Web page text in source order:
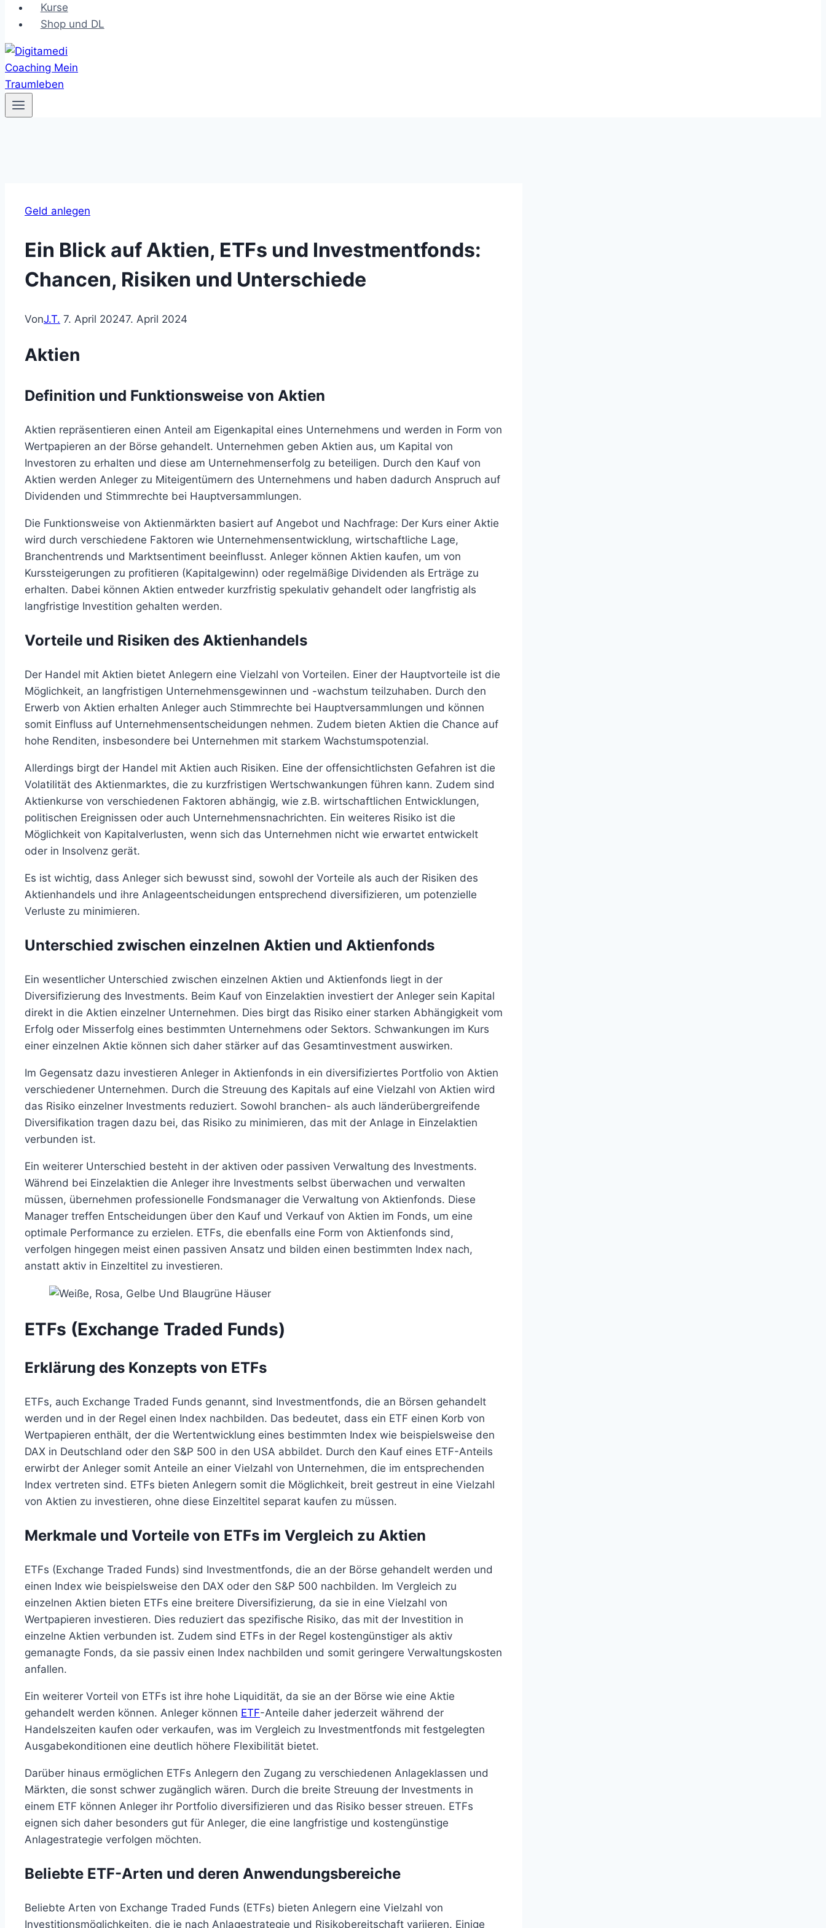
Kurse
Shop und DL
Geld anlegen
Ein Blick auf Aktien, ETFs und Investmentfonds:
Chancen, Risiken und Unterschiede
VonJ.T. 7. April 20247. April 2024
Aktien
Definition und Funktionsweise von Aktien
Aktien repräsentieren einen Anteil am Eigenkapital eines Unternehmens und werden in Form von
Wertpapieren an der Börse gehandelt. Unternehmen geben Aktien aus, um Kapital von
Investoren zu erhalten und diese am Unternehmenserfolg zu beteiligen. Durch den Kauf von
Aktien werden Anleger zu Miteigentümern des Unternehmens und haben dadurch Anspruch auf
Dividenden und Stimmrechte bei Hauptversammlungen.
Die Funktionsweise von Aktienmärkten basiert auf Angebot und Nachfrage: Der Kurs einer Aktie
wird durch verschiedene Faktoren wie Unternehmensentwicklung, wirtschaftliche Lage,
Branchentrends und Marktsentiment beeinflusst. Anleger können Aktien kaufen, um von
Kurssteigerungen zu profitieren (Kapitalgewinn) oder regelmäßige Dividenden als Erträge zu
erhalten. Dabei können Aktien entweder kurzfristig spekulativ gehandelt oder langfristig als
langfristige Investition gehalten werden.
Vorteile und Risiken des Aktienhandels
Der Handel mit Aktien bietet Anlegern eine Vielzahl von Vorteilen. Einer der Hauptvorteile ist die
Möglichkeit, an langfristigen Unternehmensgewinnen und -wachstum teilzuhaben. Durch den
Erwerb von Aktien erhalten Anleger auch Stimmrechte bei Hauptversammlungen und können
somit Einfluss auf Unternehmensentscheidungen nehmen. Zudem bieten Aktien die Chance auf
hohe Renditen, insbesondere bei Unternehmen mit starkem Wachstumspotenzial.
Allerdings birgt der Handel mit Aktien auch Risiken. Eine der offensichtlichsten Gefahren ist die
Volatilität des Aktienmarktes, die zu kurzfristigen Wertschwankungen führen kann. Zudem sind
Aktienkurse von verschiedenen Faktoren abhängig, wie z.B. wirtschaftlichen Entwicklungen,
politischen Ereignissen oder auch Unternehmensnachrichten. Ein weiteres Risiko ist die
Möglichkeit von Kapitalverlusten, wenn sich das Unternehmen nicht wie erwartet entwickelt
oder in Insolvenz gerät.
Es ist wichtig, dass Anleger sich bewusst sind, sowohl der Vorteile als auch der Risiken des
Aktienhandels und ihre Anlageentscheidungen entsprechend diversifizieren, um potenzielle
Verluste zu minimieren.
Unterschied zwischen einzelnen Aktien und Aktienfonds
Ein wesentlicher Unterschied zwischen einzelnen Aktien und Aktienfonds liegt in der
Diversifizierung des Investments. Beim Kauf von Einzelaktien investiert der Anleger sein Kapital
direkt in die Aktien einzelner Unternehmen. Dies birgt das Risiko einer starken Abhängigkeit vom
Erfolg oder Misserfolg eines bestimmten Unternehmens oder Sektors. Schwankungen im Kurs
einer einzelnen Aktie können sich daher stärker auf das Gesamtinvestment auswirken.
Im Gegensatz dazu investieren Anleger in Aktienfonds in ein diversifiziertes Portfolio von Aktien
verschiedener Unternehmen. Durch die Streuung des Kapitals auf eine Vielzahl von Aktien wird
das Risiko einzelner Investments reduziert. Sowohl branchen- als auch länderübergreifende
Diversifikation tragen dazu bei, das Risiko zu minimieren, das mit der Anlage in Einzelaktien
verbunden ist.
Ein weiterer Unterschied besteht in der aktiven oder passiven Verwaltung des Investments.
Während bei Einzelaktien die Anleger ihre Investments selbst überwachen und verwalten
müssen, übernehmen professionelle Fondsmanager die Verwaltung von Aktienfonds. Diese
Manager treffen Entscheidungen über den Kauf und Verkauf von Aktien im Fonds, um eine
optimale Performance zu erzielen. ETFs, die ebenfalls eine Form von Aktienfonds sind,
verfolgen hingegen meist einen passiven Ansatz und bilden einen bestimmten Index nach,
anstatt aktiv in Einzeltitel zu investieren.
ETFs (Exchange Traded Funds)
Erklärung des Konzepts von ETFs
ETFs, auch Exchange Traded Funds genannt, sind Investmentfonds, die an Börsen gehandelt
werden und in der Regel einen Index nachbilden. Das bedeutet, dass ein ETF einen Korb von
Wertpapieren enthält, der die Wertentwicklung eines bestimmten Index wie beispielsweise den
DAX in Deutschland oder den S&P 500 in den USA abbildet. Durch den Kauf eines ETF-Anteils
erwirbt der Anleger somit Anteile an einer Vielzahl von Unternehmen, die im entsprechenden
Index vertreten sind. ETFs bieten Anlegern somit die Möglichkeit, breit gestreut in eine Vielzahl
von Aktien zu investieren, ohne diese Einzeltitel separat kaufen zu müssen.
Merkmale und Vorteile von ETFs im Vergleich zu Aktien
ETFs (Exchange Traded Funds) sind Investmentfonds, die an der Börse gehandelt werden und
einen Index wie beispielsweise den DAX oder den S&P 500 nachbilden. Im Vergleich zu
einzelnen Aktien bieten ETFs eine breitere Diversifizierung, da sie in eine Vielzahl von
Wertpapieren investieren. Dies reduziert das spezifische Risiko, das mit der Investition in
einzelne Aktien verbunden ist. Zudem sind ETFs in der Regel kostengünstiger als aktiv
gemanagte Fonds, da sie passiv einen Index nachbilden und somit geringere Verwaltungskosten
anfallen.
Ein weiterer Vorteil von ETFs ist ihre hohe Liquidität, da sie an der Börse wie eine Aktie
gehandelt werden können. Anleger können ETF-Anteile daher jederzeit während der
Handelszeiten kaufen oder verkaufen, was im Vergleich zu Investmentfonds mit festgelegten
Ausgabekonditionen eine deutlich höhere Flexibilität bietet.
Darüber hinaus ermöglichen ETFs Anlegern den Zugang zu verschiedenen Anlageklassen und
Märkten, die sonst schwer zugänglich wären. Durch die breite Streuung der Investments in
einem ETF können Anleger ihr Portfolio diversifizieren und das Risiko besser streuen. ETFs
eignen sich daher besonders gut für Anleger, die eine langfristige und kostengünstige
Anlagestrategie verfolgen möchten.
Beliebte ETF-Arten und deren Anwendungsbereiche
Beliebte Arten von Exchange Traded Funds (ETFs) bieten Anlegern eine Vielzahl von
Investitionsmöglichkeiten, die je nach Anlagestrategie und Risikobereitschaft variieren. Einige